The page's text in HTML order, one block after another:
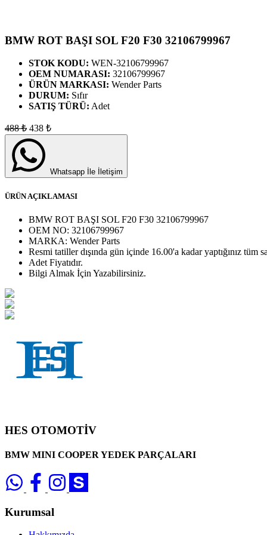
BMW ROT BAŞI SOL F20 F30 32106799967
STOK KODU: WEN-32106799967
OEM NUMARASI: 32106799967
ÜRÜN MARKASI: Wender Parts
DURUM: Sıfır
SATIŞ TÜRÜ: Adet
488₺ 438 ₺
Whatsapp İle İletişim
ÜRÜN AÇIKLAMASI
BMW ROT BAŞI SOL F20 F30 32106799967
OEM NO: 32106799967
MARKA: Wender Parts
Resmi tatiller dışında gün içinde 16.00'a kadar yaptığınız
Adet Fiyatıdır.
Bilgi Almak İçin Yazabilirsiniz.
HES OTOMOTİV
BMW MINI COOPER YEDEK PARÇALARI
Kurumsal